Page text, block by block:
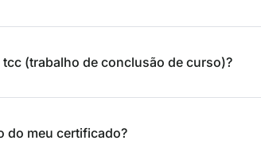
(trabalho de conclusão de curso)?
do meu certificado?